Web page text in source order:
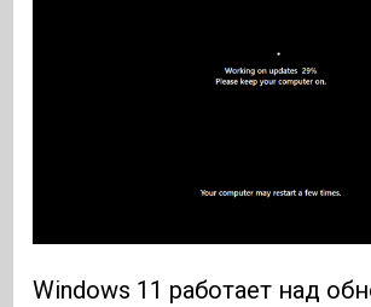
Windows 11 работает над